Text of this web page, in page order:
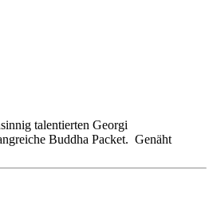
talentierten Georgi
Buddha Packet. Genäht